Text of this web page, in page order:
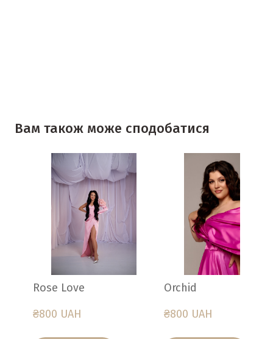
Вам також може сподобатися
Rose Love
₴800 UAH
Orchid
₴800 UAH